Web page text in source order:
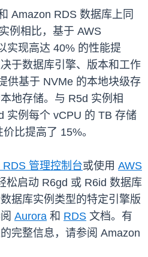
Amazon RDS 数据库上同
例相比，基于 AWS
实现高达 40% 的性能提
于数据库引擎、版本和工作
供基于 NVMe 的本地块级存
地存储。与 R5d 实例相
实例每个 vCPU 的 TB 存储
比提高了 15%。
管理控制台或使用 AWS
松启动 R6gd 或 R6id 数据库
据库实例类型的特定引擎版
Aurora 和 RDS 文档。有
完整信息，请参阅 Amazon